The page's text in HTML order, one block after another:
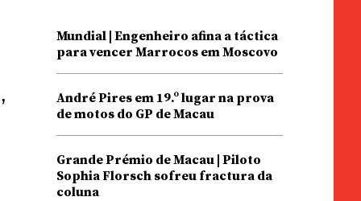
Mundial | Engenheiro afina a táctica
para vencer Marrocos em Moscovo
André Pires em 19.º lugar na prova
de motos do GP de Macau
Grande Prémio de Macau | Piloto
Sophia Florsch sofreu fractura da
coluna